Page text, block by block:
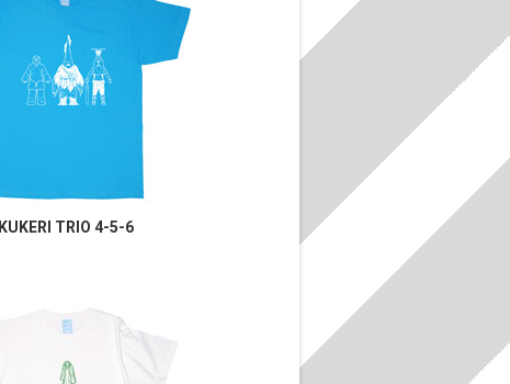
KUKERI TRIO 4-5-6